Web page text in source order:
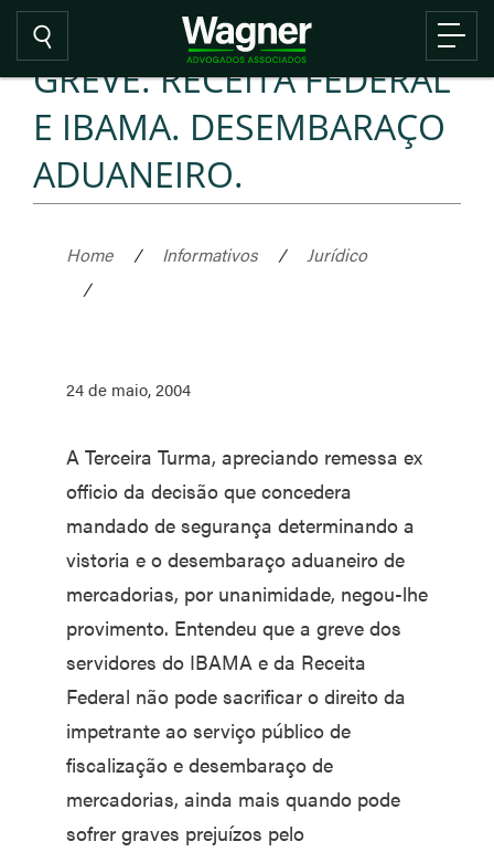
GREVE. RECEITA FEDERAL
E IBAMA. DESEMBARAÇO
ADUANEIRO.
Home / Informativos /
Jurídico
/
24 de maio, 2004
A Terceira Turma, apreciando remessa ex
officio da decisão que concedera
mandado de segurança determinando a
vistoria e o desembaraço aduaneiro de
mercadorias, por unanimidade, negou-lhe
provimento. Entendeu que a greve dos
servidores do IBAMA e da Receita
Federal não pode sacrificar o direito da
impetrante ao serviço público de
fiscalização e desembaraço de
mercadorias, ainda mais quando pode
sofrer graves prejuízos pelo